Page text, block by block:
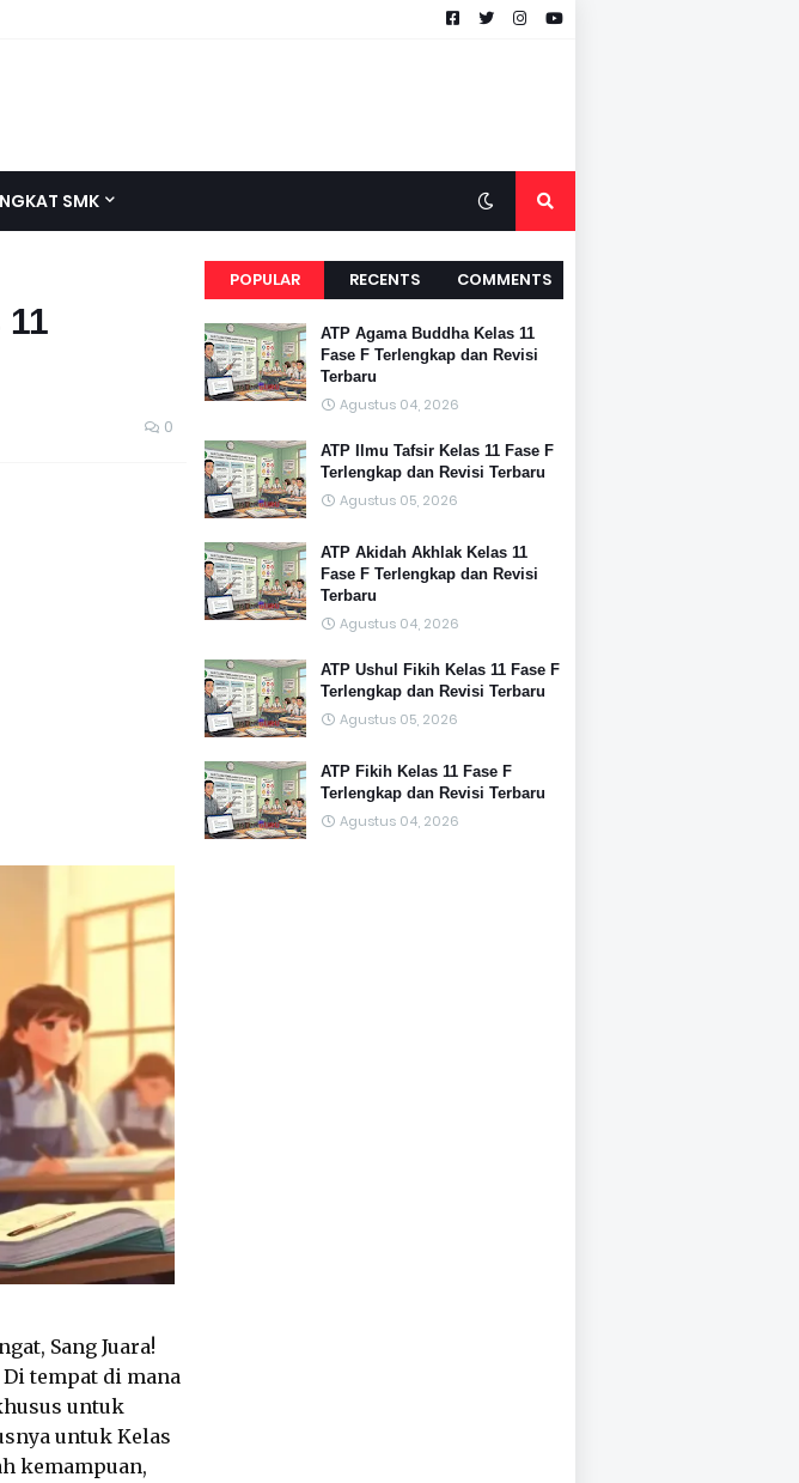
SMK
0
Sang Juara!
tempat di mana
untuk
untuk Kelas
kemampuan,
POPULAR RECENTS COMMENTS
ATP Agama Buddha Kelas 11
Fase F Terlengkap dan Revisi
Terbaru
Agustus 04, 2026
ATP Ilmu Tafsir Kelas 11 Fase F
Terlengkap dan Revisi Terbaru
Agustus 05, 2026
ATP Akidah Akhlak Kelas 11
Fase F Terlengkap dan Revisi
Terbaru
Agustus 04, 2026
ATP Ushul Fikih Kelas 11 Fase F
Terlengkap dan Revisi Terbaru
Agustus 05, 2026
ATP Fikih Kelas 11 Fase F
Terlengkap dan Revisi Terbaru
Agustus 04, 2026